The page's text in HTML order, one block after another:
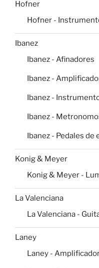
Hofner
Hofner -
Ibanez
Ibanez - Afinadores
Ibanez -
Ibanez -
Ibanez -
Ibanez - Pedales de
Konig & Meyer
Konig & Meyer -
La Valenciana
La Valenciana -
Laney
Laney -